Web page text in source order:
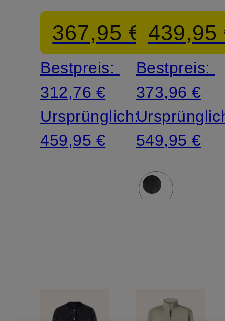
367,95 €
Bestpreis:
312,76 €
Ursprünglich:
459,95 €
439,95
Bestpreis:
373,96 €
549,95 €